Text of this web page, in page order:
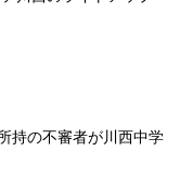
持の不審者が川西中学